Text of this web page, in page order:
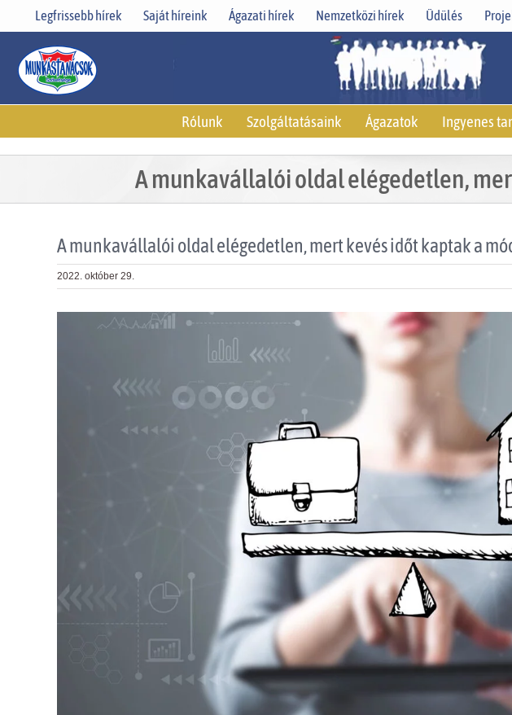
Legfrissebb hírek Saját híreink Ágazati hírek Nemzetközi hírek Üdülés
Rólunk Szolgáltatásaink Ágazatok Ingyenes
A munkavállalói oldal elégedetlen,
A munkavállalói oldal elégedetlen, mert kevés időt kaptak a
2022. október 29.